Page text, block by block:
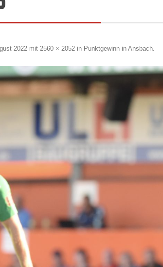
2022 mit 2560 × 2052 in Punktgewinn in Ansbach.